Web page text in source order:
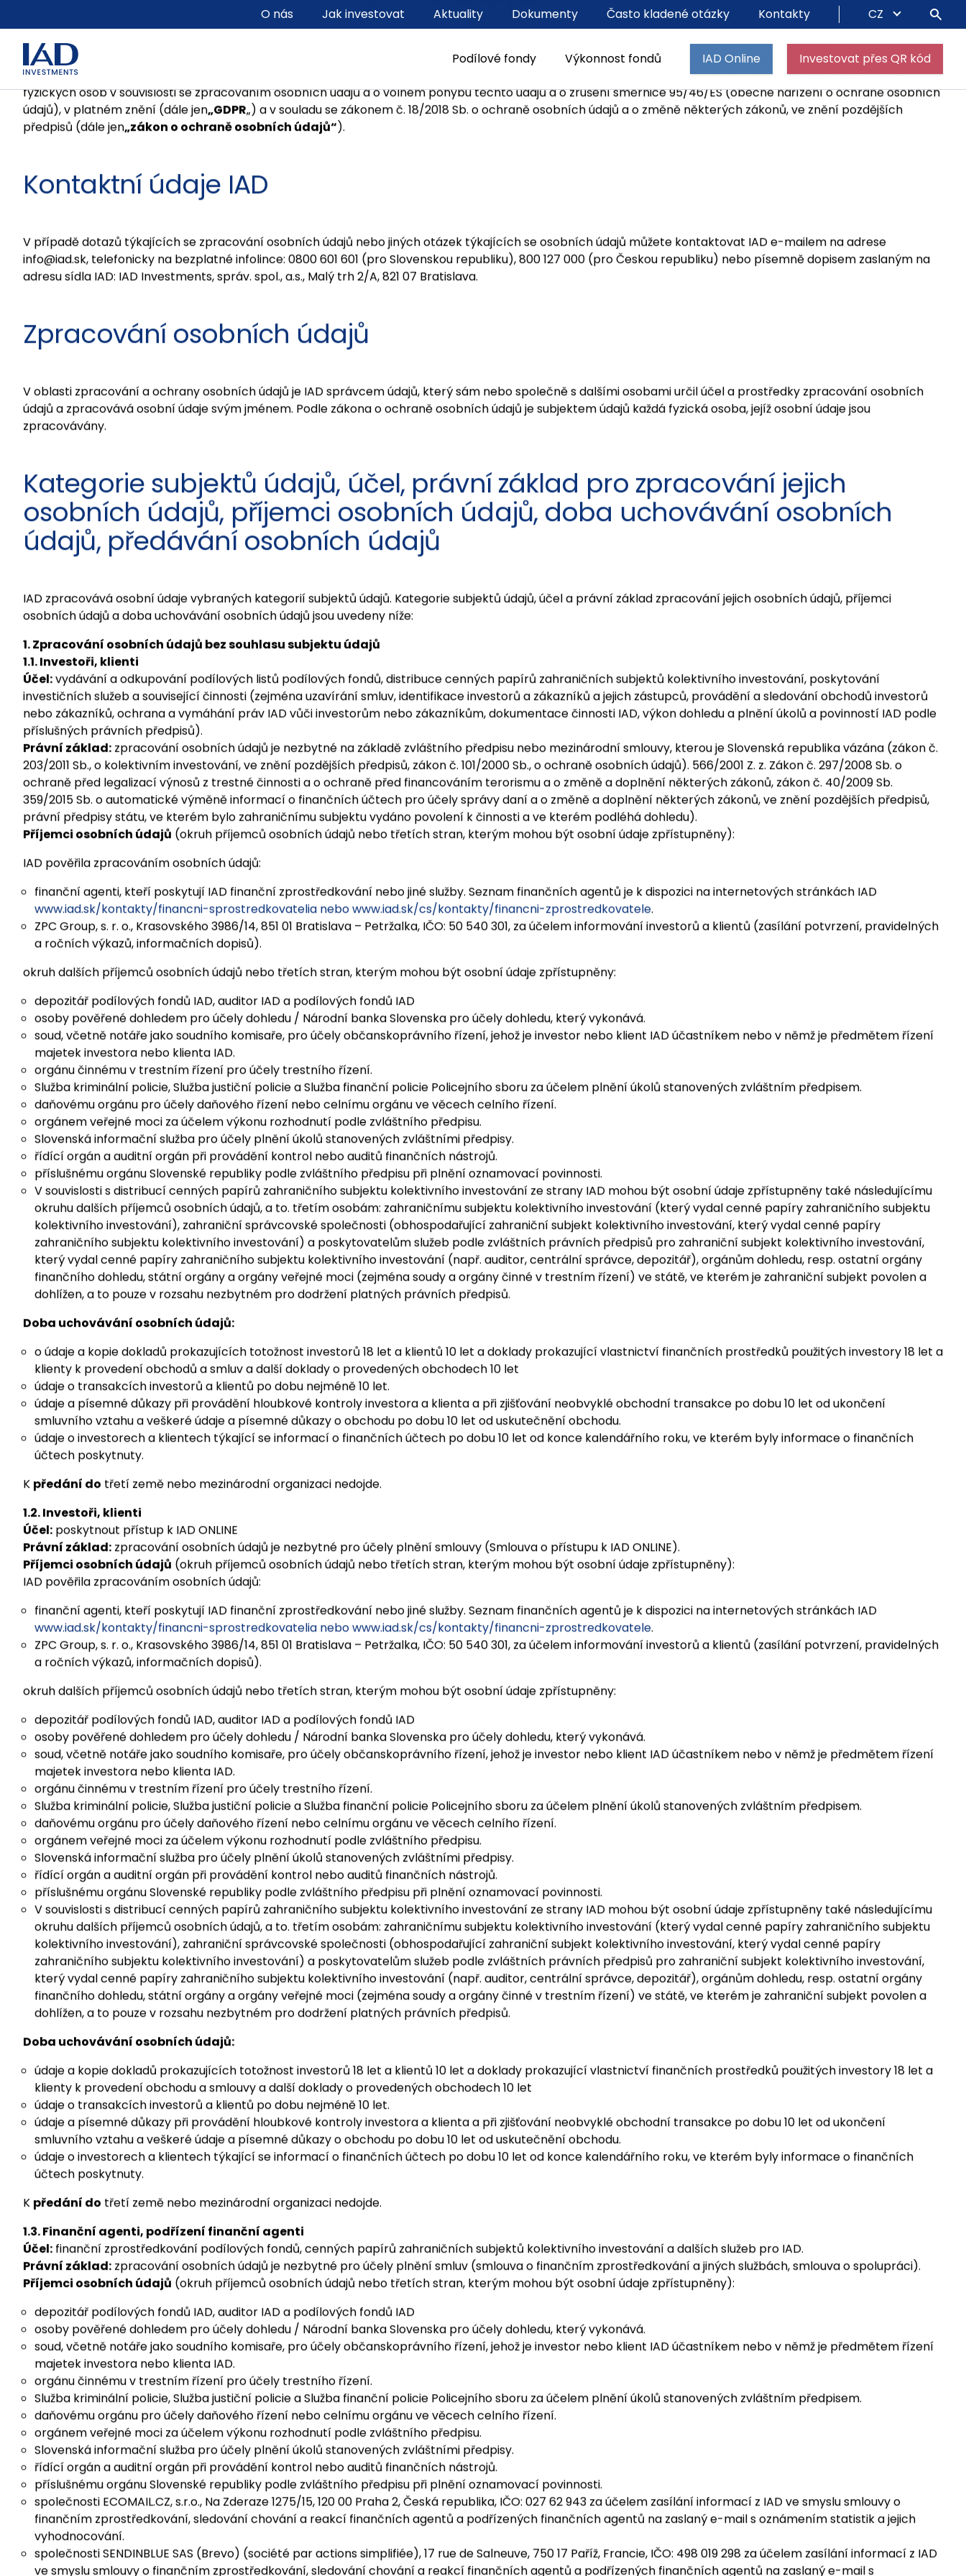
Podílové fondy Výkonnost fondů IAD Online Investovat přes QR kód
O nás Jak investovat Aktuality Dokumenty Často kladené otázky Kontakty CZ
Ochrana osobních údajů
Správcovská společnost IAD Investments, administrat. spol.., a. s. se sídlem Malý trh 2/A, 811 08 Bratislava, Slovenská republika, IČO: 17 330 254, zapsaná v
obchodním rejstříku Městského soudu Bratislava III, oddíl: Sa, vložka č.: 182/B (dále jen„IAD„) poskytuje základní informace o přístupu IAD ke zpracování a ochraně
osobních údajů v souladu s nařízením Evropského parlamentu a Rady (EU) 2016/679 ze dne 27. dubna 2016 o ochraně osobních údajů. dubna 2016 o ochraně
předpisů (dále jen„zákon o ochraně osobních údajů“
Kontaktní údaje IAD
adresu sídla IAD: IAD Investments, správ. spol., a.s., Malý trh 2/A, 821 07 Bratislava.
Zpracování osobních údajů
zpracovávány.
Kategorie subjektů údajů, účel, právní základ pro zpracování jejich
osobních údajů, příjemci osobních údajů, doba uchovávání osobních
údajů, předávání osobních údajů
IAD zpracovává osobní údaje vybraných kategorií subjektů údajů. Kategorie subjektů údajů, účel a právní základ zpracování jejich osobních údajů, příjemci
osobních údajů a doba uchovávání osobních údajů jsou uvedeny níže:
1. Zpracování osobních údajů bez souhlasu subjektu údajů
1.1. Investoři, klienti
Účel:vydávání a odkupování podílových listů podílových fondů, distribuce cenných papírů zahraničních subjektů kolektivního investování, poskytování
investičních služeb a související činnosti (zejména uzavírání smluv, identifikace investorů a zákazníků a jejich zástupců, provádění a sledování obchodů investorů
nebo zákazníků, ochrana a vymáhání práv IAD vůči investorům nebo zákazníkům, dokumentace činnosti IAD, výkon dohledu a plnění úkolů a povinností IAD podle
příslušných právních předpisů).
Právní základ:zpracování osobních údajů je nezbytné na základě zvláštního předpisu nebo mezinárodní smlouvy, kterou je Slovenská republika vázána (zákon č.
203/2011 Sb., o kolektivním investování, ve znění pozdějších předpisů, zákon č. 101/2000 Sb., o ochraně osobních údajů). 566/2001 Z. z. Zákon č. 297/2008 Sb. o
ochraně před legalizací výnosů z trestné činnosti a o ochraně před financováním terorismu a o změně a doplnění některých zákonů, zákon č. 40/2009 Sb.
359/2015 Sb. o automatické výměně informací o finančních účtech pro účely správy daní a o změně a doplnění některých zákonů, ve znění pozdějších předpisů,
právní předpisy státu, ve kterém bylo zahraničnímu subjektu vydáno povolení k činnosti a ve kterém podléhá dohledu).
Příjemci osobních údajů(okruh příjemců osobních údajů nebo třetích stran, kterým mohou být osobní údaje zpřístupněny):
IAD pověřila zpracováním osobních údajů:
finanční agenti, kteří poskytují IAD finanční zprostředkování nebo jiné služby. Seznam finančních agentů je k dispozici na internetových stránkách IAD
www.iad.sk/kontakty/financni-sprostredkovatelia nebo
www.iad.sk/cs/kontakty/financni-zprostredkovatele
ZPC Group, s. r. o., Krasovského 3986/14, 851 01 Bratislava – Petržalka, IČO: 50 540 301, za účelem informování investorů a klientů (zasílání potvrzení, pravidelných
a ročních výkazů, informačních dopisů).
okruh dalších příjemců osobních údajů nebo třetích stran, kterým mohou být osobní údaje zpřístupněny:
depozitář podílových fondů IAD, auditor IAD a podílových fondů IAD
osoby pověřené dohledem pro účely dohledu / Národní banka Slovenska pro účely dohledu, který vykonává.
soud, včetně notáře jako soudního komisaře, pro účely občanskoprávního řízení, jehož je investor nebo klient IAD účastníkem nebo v němž je předmětem řízení
majetek investora nebo klienta IAD.
orgánu činnému v trestním řízení pro účely trestního řízení.
Služba kriminální policie, Služba justiční policie a Služba finanční policie Policejního sboru za účelem plnění úkolů stanovených zvláštním předpisem.
daňovému orgánu pro účely daňového řízení nebo celnímu orgánu ve věcech celního řízení.
orgánem veřejné moci za účelem výkonu rozhodnutí podle zvláštního předpisu.
Slovenská informační služba pro účely plnění úkolů stanovených zvláštními předpisy.
řídící orgán a auditní orgán při provádění kontrol nebo auditů finančních nástrojů.
příslušnému orgánu Slovenské republiky podle zvláštního předpisu při plnění oznamovací povinnosti.
V souvislosti s distribucí cenných papírů zahraničního subjektu kolektivního investování ze strany IAD mohou být osobní údaje zpřístupněny také následujícímu
okruhu dalších příjemců osobních údajů, a to. třetím osobám: zahraničnímu subjektu kolektivního investování (který vydal cenné papíry zahraničního subjektu
kolektivního investování), zahraniční správcovské společnosti (obhospodařující zahraniční subjekt kolektivního investování, který vydal cenné papíry
zahraničního subjektu kolektivního investování) a poskytovatelům služeb podle zvláštních právních předpisů pro zahraniční subjekt kolektivního investování,
který vydal cenné papíry zahraničního subjektu kolektivního investování (např. auditor, centrální správce, depozitář), orgánům dohledu, resp. ostatní orgány
finančního dohledu, státní orgány a orgány veřejné moci (zejména soudy a orgány činné v trestním řízení) ve státě, ve kterém je zahraniční subjekt povolen a
dohlížen, a to pouze v rozsahu nezbytném pro dodržení platných právních předpisů.
Doba uchovávání osobních údajů:
o údaje a kopie dokladů prokazujících totožnost investorů 18 let a klientů 10 let a doklady prokazující vlastnictví finančních prostředků použitých investory 18 let a
klienty k provedení obchodů a smluv a další doklady o provedených obchodech 10 let
údaje o transakcích investorů a klientů po dobu nejméně 10 let.
údaje a písemné důkazy při provádění hloubkové kontroly investora a klienta a při zjišťování neobvyklé obchodní transakce po dobu 10 let od ukončení
smluvního vztahu a veškeré údaje a písemné důkazy o obchodu po dobu 10 let od uskutečnění obchodu.
údaje o investorech a klientech týkající se informací o finančních účtech po dobu 10 let od konce kalendářního roku, ve kterém byly informace o finančních
účtech poskytnuty.
Kpředání dotřetí země nebo mezinárodní organizaci nedojde.
1.2. Investoři, klienti
Účel:poskytnout přístup k IAD ONLINE
Právní základ:
zpracování osobních údajů je nezbytné pro účely plnění smlouvy (Smlouva o přístupu k IAD ONLINE).
Příjemci osobních údajů(okruh příjemců osobních údajů nebo třetích stran, kterým mohou být osobní údaje zpřístupněny):
IAD pověřila zpracováním osobních údajů:
finanční agenti, kteří poskytují IAD finanční zprostředkování nebo jiné služby. Seznam finančních agentů je k dispozici na internetových stránkách IAD
www.iad.sk/kontakty/financni-sprostredkovatelia nebo
www.iad.sk/cs/kontakty/financni-zprostredkovatele
ZPC Group, s. r. o., Krasovského 3986/14, 851 01 Bratislava – Petržalka, IČO: 50 540 301, za účelem informování investorů a klientů (zasílání potvrzení, pravidelných
a ročních výkazů, informačních dopisů).
okruh dalších příjemců osobních údajů nebo třetích stran, kterým mohou být osobní údaje zpřístupněny:
depozitář podílových fondů IAD, auditor IAD a podílových fondů IAD
osoby pověřené dohledem pro účely dohledu / Národní banka Slovenska pro účely dohledu, který vykonává.
soud, včetně notáře jako soudního komisaře, pro účely občanskoprávního řízení, jehož je investor nebo klient IAD účastníkem nebo v němž je předmětem řízení
majetek investora nebo klienta IAD.
orgánu činnému v trestním řízení pro účely trestního řízení.
Služba kriminální policie, Služba justiční policie a Služba finanční policie Policejního sboru za účelem plnění úkolů stanovených zvláštním předpisem.
daňovému orgánu pro účely daňového řízení nebo celnímu orgánu ve věcech celního řízení.
orgánem veřejné moci za účelem výkonu rozhodnutí podle zvláštního předpisu.
Slovenská informační služba pro účely plnění úkolů stanovených zvláštními předpisy.
řídící orgán a auditní orgán při provádění kontrol nebo auditů finančních nástrojů.
příslušnému orgánu Slovenské republiky podle zvláštního předpisu při plnění oznamovací povinnosti.
V souvislosti s distribucí cenných papírů zahraničního subjektu kolektivního investování ze strany IAD mohou být osobní údaje zpřístupněny také následujícímu
okruhu dalších příjemců osobních údajů, a to. třetím osobám: zahraničnímu subjektu kolektivního investování (který vydal cenné papíry zahraničního subjektu
kolektivního investování), zahraniční správcovské společnosti (obhospodařující zahraniční subjekt kolektivního investování, který vydal cenné papíry
zahraničního subjektu kolektivního investování) a poskytovatelům služeb podle zvláštních právních předpisů pro zahraniční subjekt kolektivního investování,
který vydal cenné papíry zahraničního subjektu kolektivního investování (např. auditor, centrální správce, depozitář), orgánům dohledu, resp. ostatní orgány
finančního dohledu, státní orgány a orgány veřejné moci (zejména soudy a orgány činné v trestním řízení) ve státě, ve kterém je zahraniční subjekt povolen a
dohlížen, a to pouze v rozsahu nezbytném pro dodržení platných právních předpisů.
Doba uchovávání osobních údajů:
údaje a kopie dokladů prokazujících totožnost investorů 18 let a klientů 10 let a doklady prokazující vlastnictví finančních prostředků použitých investory 18 let a
klienty k provedení obchodu a smlouvy a další doklady o provedených obchodech 10 let
údaje o transakcích investorů a klientů po dobu nejméně 10 let.
údaje a písemné důkazy při provádění hloubkové kontroly investora a klienta a při zjišťování neobvyklé obchodní transakce po dobu 10 let od ukončení
smluvního vztahu a veškeré údaje a písemné důkazy o obchodu po dobu 10 let od uskutečnění obchodu.
údaje o investorech a klientech týkající se informací o finančních účtech po dobu 10 let od konce kalendářního roku, ve kterém byly informace o finančních
účtech poskytnuty.
Kpředání do třetí země nebo mezinárodní organizaci nedojde.
1.3. Finanční agenti, podřízení finanční agenti
finanční zprostředkování podílových fondů, cenných papírů zahraničních subjektů kolektivního investování a dalších služeb pro IAD.
Právní základ:zpracování osobních údajů je nezbytné pro účely plnění smluv (smlouva o finančním zprostředkování a jiných službách, smlouva o spolupráci).
Příjemci osobních údajů(okruh příjemců osobních údajů nebo třetích stran, kterým mohou být osobní údaje zpřístupněny):
depozitář podílových fondů IAD, auditor IAD a podílových fondů IAD
osoby pověřené dohledem pro účely dohledu / Národní banka Slovenska pro účely dohledu, který vykonává.
soud, včetně notáře jako soudního komisaře, pro účely občanskoprávního řízení, jehož je investor nebo klient IAD účastníkem nebo v němž je předmětem řízení
majetek investora nebo klienta IAD.
orgánu činnému v trestním řízení pro účely trestního řízení.
Služba kriminální policie, Služba justiční policie a Služba finanční policie Policejního sboru za účelem plnění úkolů stanovených zvláštním předpisem.
daňovému orgánu pro účely daňového řízení nebo celnímu orgánu ve věcech celního řízení.
orgánem veřejné moci za účelem výkonu rozhodnutí podle zvláštního předpisu.
Slovenská informační služba pro účely plnění úkolů stanovených zvláštními předpisy.
řídící orgán a auditní orgán při provádění kontrol nebo auditů finančních nástrojů.
příslušnému orgánu Slovenské republiky podle zvláštního předpisu při plnění oznamovací povinnosti.
společnosti ECOMAIL.CZ, s.r.o., Na Zderaze 1275/15, 120 00 Praha 2, Česká republika, IČO: 027 62 943 za účelem zasílání informací z IAD ve smyslu smlouvy o